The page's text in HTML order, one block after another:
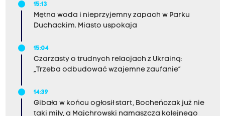
15:13
Mętna woda i nieprzyjemny zapach w Parku
Duchackim. Miasto uspokaja
15:04
Czarzasty o trudnych relacjach z Ukrainą:
„Trzeba odbudować wzajemne zaufanie”
14:39
Gibała w końcu ogłosił start, Bocheńczak już nie
taki miły, a Majchrowski namaszcza kolejnego